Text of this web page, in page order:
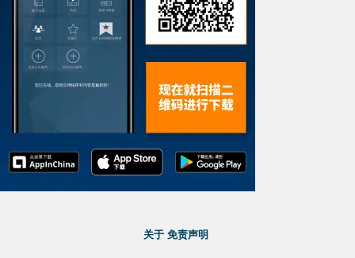
关于 免责声明